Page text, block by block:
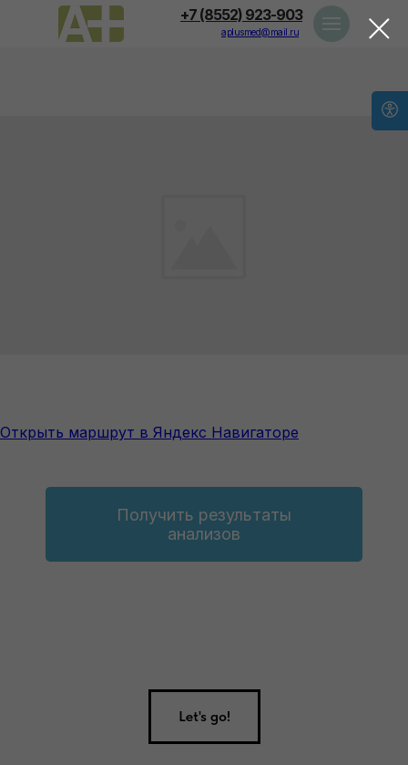
+7 (8552) 923-903
aplusmed@mail.ru
Открыть маршрут в Яндекс Навигаторе
Получить результаты
анализов
Let's go!